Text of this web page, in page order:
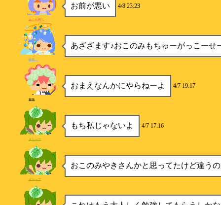
お前が悪い 4/8 23:23
みこち推し
あざざます♪おこのみもちゅーがっこーせ
時雨。
おまえなんかにやらねーよ 4/7 19:17
殺陣
もち私じゃないよ 4/7 17:16
オリーブ
おこのみやきさんかと思ってたけど違う
オリーブ